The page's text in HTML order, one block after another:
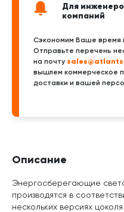
Для
компаний
Сэкономим Ваше время
Отправьте перечень
на почту
вышлем коммерческое
доставки и вашей
Описание
Энергосберегающие
производятся в
нескольких версиях цоколя